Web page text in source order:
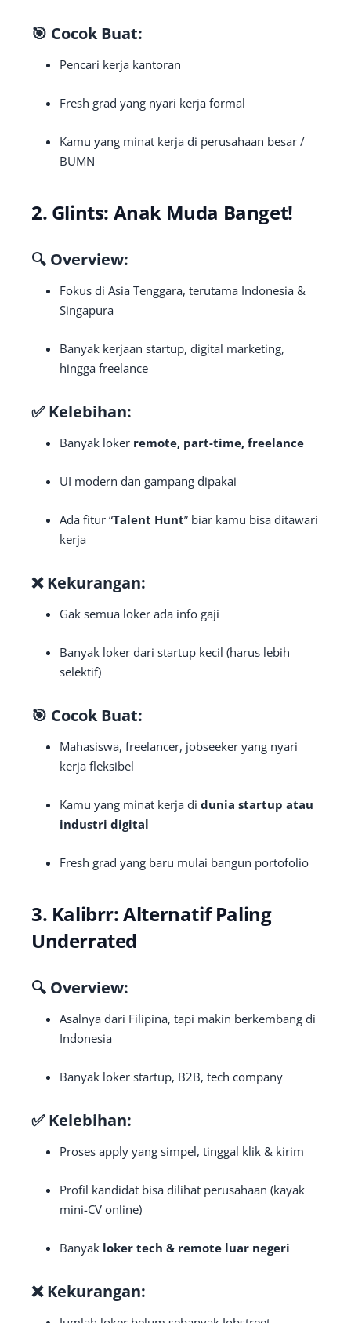
🎯 Cocok Buat:
Pencari kerja kantoran
Fresh grad yang nyari kerja formal
Kamu yang minat kerja di perusahaan besar /
BUMN
2. Glints: Anak Muda Banget!
🔍 Overview:
Fokus di Asia Tenggara, terutama Indonesia &
Singapura
Banyak kerjaan startup, digital marketing,
hingga freelance
✅ Kelebihan:
Banyak loker remote, part-time, freelance
UI modern dan gampang dipakai
Ada fitur “Talent Hunt” biar kamu bisa ditawari
kerja
❌ Kekurangan:
Gak semua loker ada info gaji
Banyak loker dari startup kecil (harus lebih
selektif)
🎯 Cocok Buat:
Mahasiswa, freelancer, jobseeker yang nyari
kerja fleksibel
Kamu yang minat kerja di dunia startup atau
industri digital
Fresh grad yang baru mulai bangun portofolio
3. Kalibrr: Alternatif Paling
Underrated
🔍 Overview:
Asalnya dari Filipina, tapi makin berkembang di
Indonesia
Banyak loker startup, B2B, tech company
✅ Kelebihan:
Proses apply yang simpel, tinggal klik & kirim
Profil kandidat bisa dilihat perusahaan (kayak
mini-CV online)
Banyak loker tech & remote luar negeri
❌ Kekurangan: